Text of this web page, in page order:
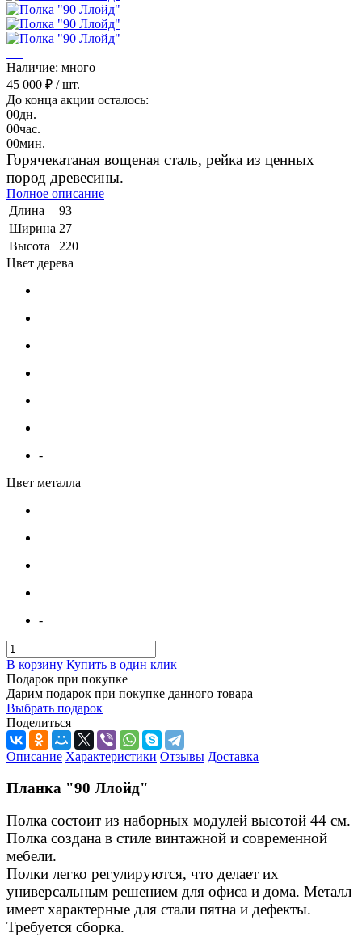
Наличие: много
45 000 ₽ / шт.
До конца акции осталось:
00дн.
00час.
00мин.
Горячекатаная вощеная сталь, рейка из ценных
пород древесины.
Полное описание
Длина
93
Ширина 27
Высота
220
Цвет дерева
-
Цвет металла
-
В корзину Купить в один клик
Подарок при покупке
Дарим подарок при покупке данного товара
Выбрать подарок
Поделиться
Описание Характеристики Отзывы Доставка
Планка "90 Ллойд"
Полка состоит из наборных модулей высотой 44 см.
Полка создана в стиле винтажной и современной
мебели.
Полки легко регулируются, что делает их
универсальным решением для офиса и дома. Металл
имеет характерные для стали пятна и дефекты.
Требуется сборка.